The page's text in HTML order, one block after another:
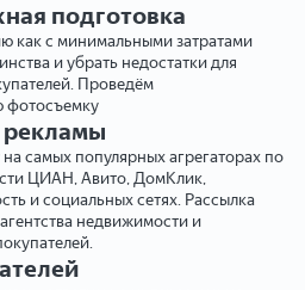
подготовка
как с минимальными затратами
и убрать недостатки для
Проведём
фотосъемку
самых популярных агрегаторах по
ЦИАН, Авито, ДомКлик,
и социальных сетях. Рассылка
недвижимости и